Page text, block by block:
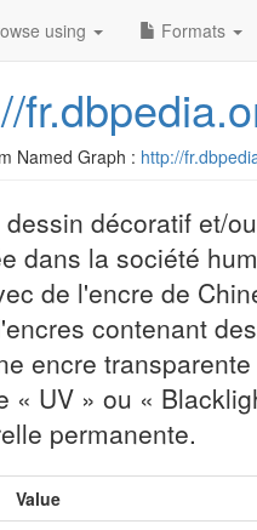
using Formats
Named Graph : http://
décoratif et/
dans la société
de l'encre de
contenant
encre
« UV » ou «
permanente.
Value